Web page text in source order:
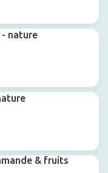
- nature
& fruits